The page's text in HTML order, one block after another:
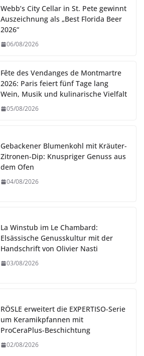
Webb’s City Cellar in St. Pete gewinnt
Auszeichnung als „Best Florida Beer
2026“
06/08/2026
Fête des Vendanges de Montmartre
2026: Paris feiert fünf Tage lang
Wein, Musik und kulinarische Vielfalt
05/08/2026
Gebackener Blumenkohl mit Kräuter-
Zitronen-Dip: Knuspriger Genuss aus
dem Ofen
04/08/2026
La Winstub im Le Chambard:
Elsässische Genusskultur mit der
Handschrift von Olivier Nasti
03/08/2026
RÖSLE erweitert die EXPERTISO-Serie
um Keramikpfannen mit
ProCeraPlus-Beschichtung
02/08/2026